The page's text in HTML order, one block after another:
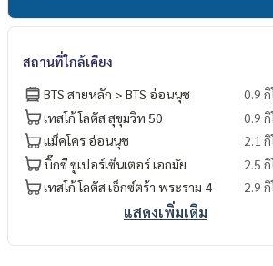
สถานที่ใกล้เคียง
BTS สายหลัก > BTS อ่อนนุช
0.9 กิ
เทสโก้ โลตัส สุขุมวิท 50
0.9 กิ
แม็คโคร อ่อนนุช
2.1
บิ๊กซี ซูเปอร์เซ็นเตอร์ เอกมัย
2.5
เทสโก้ โลตัส เอ็กซ์ตร้า พระราม 4
2.9
แสดงเพิ่มเติม